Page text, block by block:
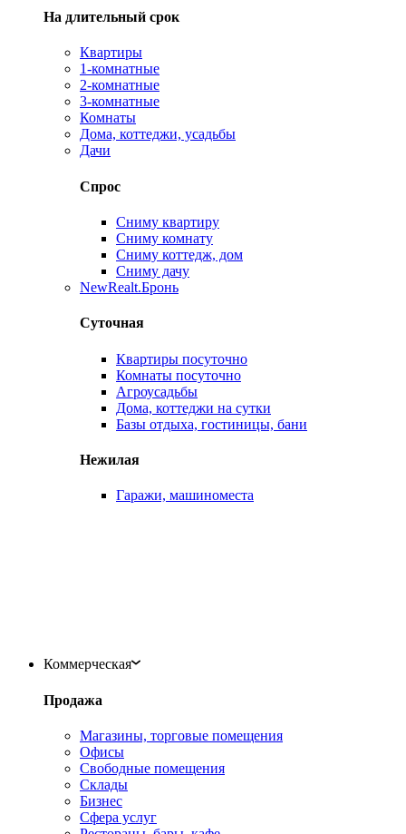
На длительный срок
Квартиры
1-комнатные
2-комнатные
3-комнатные
Комнаты
Дома, коттеджи, усадьбы
Дачи
Спрос
Сниму квартиру
Сниму комнату
Сниму коттедж, дом
Сниму дачу
NewRealt.Бронь
Суточная
Квартиры посуточно
Комнаты посуточно
Агроусадьбы
Дома, коттеджи на сутки
Базы отдыха, гостиницы, бани
Нежилая
Гаражи, машиноместа
Коммерческая
Продажа
Магазины, торговые помещения
Офисы
Свободные помещения
Склады
Бизнес
Сфера услуг